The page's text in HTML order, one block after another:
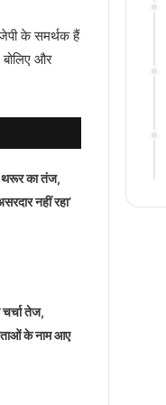
के समर्थक हैं
और
थरूर का तंज,
नहीं रहा’
तेज,
के नाम आए